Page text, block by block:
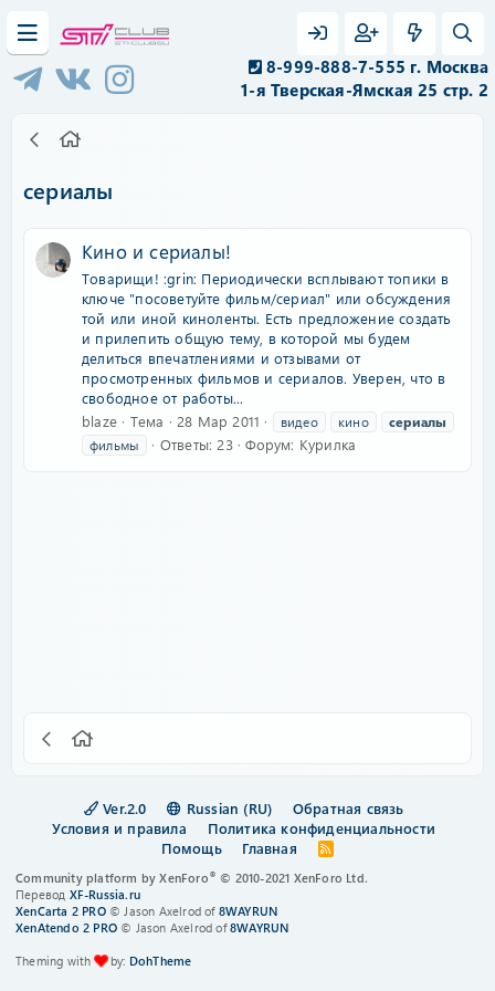
8-999-888-7-555 г. Москва
1-я Тверская-Ямская 25 стр. 2
сериалы
Кино и сериалы!
Товарищи! :grin: Периодически всплывают топики в
ключе "посоветуйте фильм/сериал" или обсуждения
той или иной киноленты. Есть предложение создать
и прилепить общую тему, в которой мы будем
делиться впечатлениями и отзывами от
просмотренных фильмов и сериалов. Уверен, что в
свободное от работы...
blaze
Тема 28 Мар 2011 видео кино
сериалы
фильмы
Ответы: 23 Форум: Курилка
Ver.2.0 Russian (RU)
Обратная связь
Условия и правила
Политика конфиденциальности
Помощь
Главная
R
S
Community platform by XenForo® © 2010-2021 XenForo Ltd.
Перевод XF-Russia.ru
XenCarta 2 PRO© Jason Axelrod of 8WAYRUN
XenAtendo 2 PRO © Jason Axelrod of8WAYRUN
Theming with
by: DohTheme